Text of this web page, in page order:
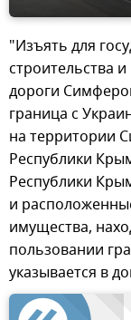
"Изъять для
строительства
дороги
граница с
на территории
Республики
Республики
и
имущества,
пользовании
указывается в